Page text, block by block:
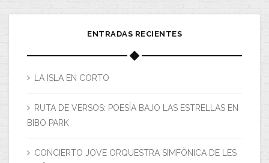
ENTRADAS RECIENTES
LA ISLA EN CORTO
RUTA DE VERSOS: POESÍA BAJO LAS ESTRELLAS EN
BIBO PARK
CONCIERTO JOVE ORQUESTRA SIMFÒNICA DE LES